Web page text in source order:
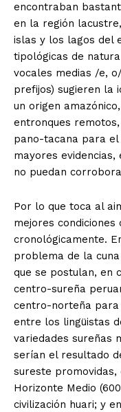
encontraban
en la región
islas y los lagos del
tipológicas de
vocales medias /e,
prefijos) sugieren la
un origen
entronques
pano-tacana para
mayores
no puedan
Por lo que toca al
mejores
cronológicamente.
problema de la
que se postulan, en
centro-sureña
centro-norteña para
entre los lingüistas
variedades sureñas
serían el resultado
sureste
Horizonte Medio
civilización huari; y